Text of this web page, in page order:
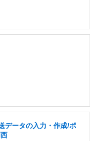
データの入力・作成/ポ